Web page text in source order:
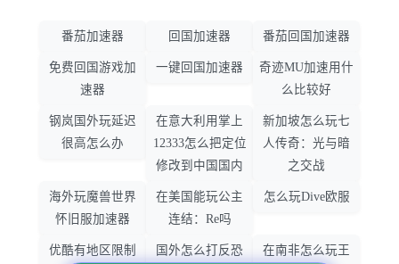
番茄加速器 回国加速器 番茄回国加速器
免费回国游戏加
速器
一键回国加速器
奇迹MU加速用什
么比较好
钢岚国外玩延迟
很高怎么办
在意大利用掌上
12333怎么把定位
修改到中国国内
新加坡怎么玩七
人传奇：光与暗
之交战
海外玩魔兽世界
怀旧服加速器
在美国能玩公主
连结：Re吗
怎么玩Dive欧服
优酷有地区限制 国外怎么打反恐 在南非怎么玩王